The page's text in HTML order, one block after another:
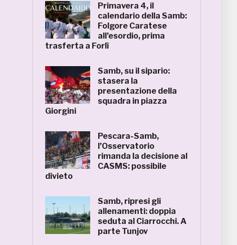
Primavera 4, il
calendario della Samb:
Folgore Caratese
all’esordio, prima
trasferta a Forlì
Samb, su il sipario:
stasera la
presentazione della
squadra in piazza
Giorgini
Pescara-Samb,
l’Osservatorio
rimanda la decisione al
CASMS: possibile
divieto
Samb, ripresi gli
allenamenti: doppia
seduta al Ciarrocchi. A
parte Tunjov